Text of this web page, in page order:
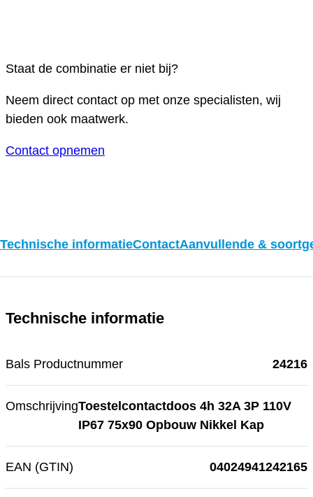
Staat de combinatie er niet bij?
Neem direct contact op met onze specialisten, wij
bieden ook maatwerk.
Contact opnemen
Technische informatieContactAanvullende &
Technische informatie
Bals Productnummer 24216
OmschrijvingToestelcontactdoos 4h 32A 3P 110V
IP67 75x90 Opbouw Nikkel Kap
EAN (GTIN) 04024941242165